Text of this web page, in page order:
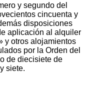
y segundo del
cincuenta y
disposiciones
aplicación al alquiler
y otros alojamientos
por la Orden del
de diecisiete de
siete.